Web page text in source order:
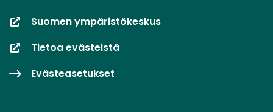
Suomen ympäristökeskus
Tietoa evästeistä
Evästeasetukset